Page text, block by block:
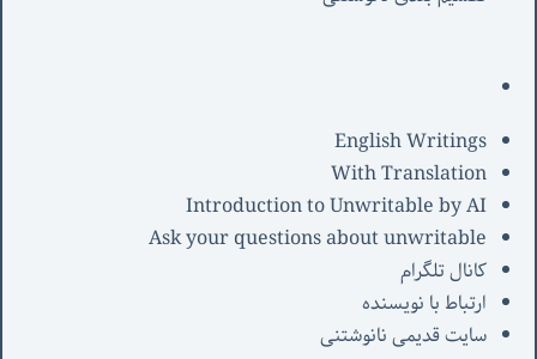
English Writings
With Translation
Introduction to Unwritable by AI
Ask your questions about unwritable
کانال تلگرام
ارتباط با نویسنده
سایت قدیمی نانوشتنی